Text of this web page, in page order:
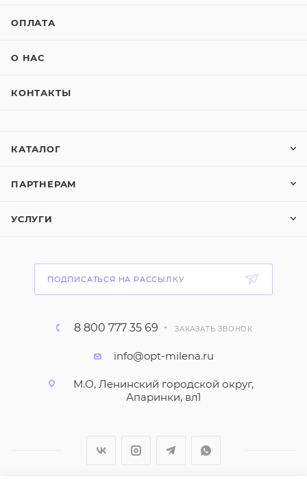
ОПЛАТА
О НАС
КОНТАКТЫ
КАТАЛОГ
ПАРТНЕРАМ
УСЛУГИ
ПОДПИСАТЬСЯ НА РАССЫЛКУ
8 800 777 35 69 ЗАКАЗАТЬ ЗВОНОК
info@opt-milena.ru
М.О, Ленинский городской округ,
Апаринки, вл1